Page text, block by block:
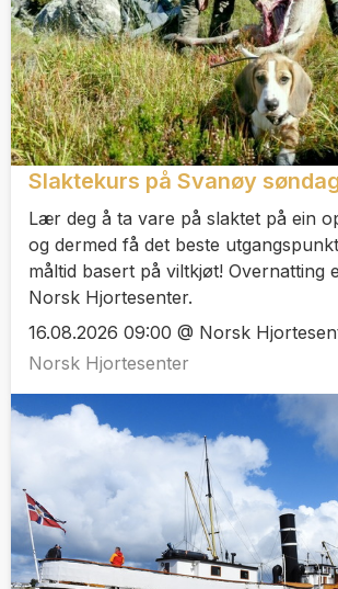
Slaktekurs på Svanøy
Lær deg å ta vare på slaktet på ein
og dermed få det beste
måltid basert på viltkjøt! Overnatting
Norsk Hjortesenter.
16.08.2026 09:00 @ Norsk
Norsk Hjortesenter